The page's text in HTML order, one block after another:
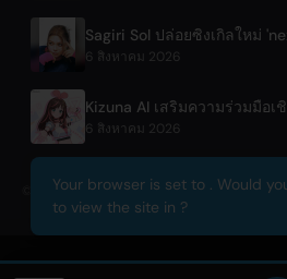
6 สิงหาคม 2026
6 สิงหาคม 2026
© 2026 OnlyHit. All rights reserved. -
Your browser is set to . Would
to view the site in ?